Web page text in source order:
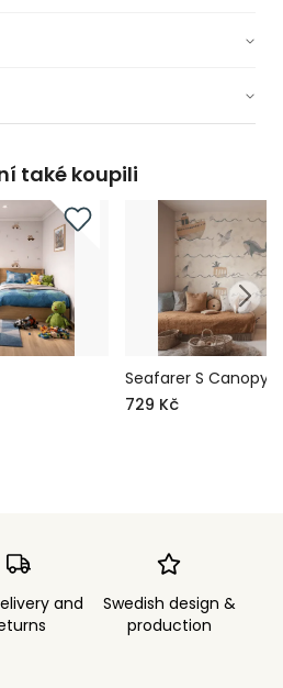
také koupili
Seafarer S Canopy
729 Kč
and
Swedish design &
production